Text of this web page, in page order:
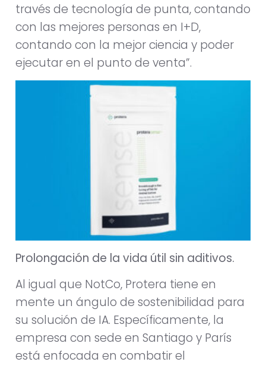
través de tecnología de punta, contando
con las mejores personas en I+D,
contando con la mejor ciencia y poder
ejecutar en el punto de venta”.
Prolongación de la vida útil sin aditivos.
Al igual que NotCo, Protera tiene en
mente un ángulo de sostenibilidad para
su solución de IA. Específicamente, la
empresa con sede en Santiago y París
está enfocada en combatir el